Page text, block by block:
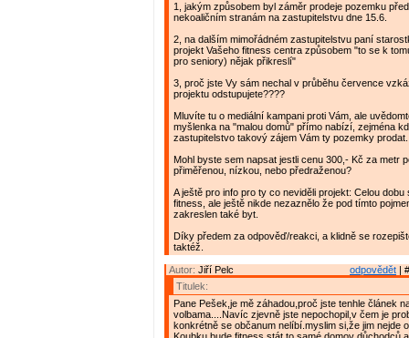
1, jakým způsobem byl záměr prodeje pozemku
nekoaličním stranám na zastupitelstvu dne 15.6.
2, na dalším mimořádném zastupitelstvu paní
projekt Vašeho fitness centra způsobem "to se k
pro seniory) nějak přikreslí"
3, proč jste Vy sám nechal v průběhu července
projektu odstupujete????
Mluvíte tu o mediální kampani proti Vám, ale
myšlenka na "malou domů" přímo nabízí, zejména
zastupitelstvo takový zájem Vám ty pozemky prodat.
Mohl byste sem napsat jestli cenu 300,- Kč za metr
přiměřenou, nízkou, nebo předraženou?
A ještě pro info pro ty co neviděli projekt: Celou
fitness, ale ještě nikde nezaznělo že pod tímto
zakreslen také byt.
Díky předem za odpověď/reakci, a klidně se
taktéž.
odpovědět |
Autor: Jiří Pelc
Titulek:
Pane Pešek,je mě záhadou,proč jste tenhle článek
volbama....Navíc zjevně jste nepochopil,v čem je
konkrétně se občanum nelíbí.myslim si,že jim nejde